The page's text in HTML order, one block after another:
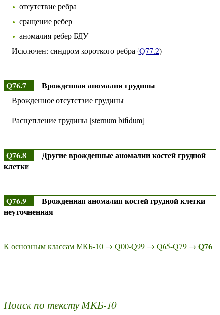
отсутствие ребра
сращение ребер
аномалия ребер БДУ
Исключен: синдром короткого ребра (Q77.2)
Q76.7 Врожденная аномалия грудины
Врожденное отсутствие грудины
Расщепление грудины [sternum bifidum]
Q76.8
Другие врожденные аномалии костей грудной
клетки
Q76.9
Врожденная аномалия костей грудной клетки
неуточненная
К основным классам МКБ-10 → Q00-Q99 → Q65-Q79 → Q76
Поиск по тексту МКБ-10